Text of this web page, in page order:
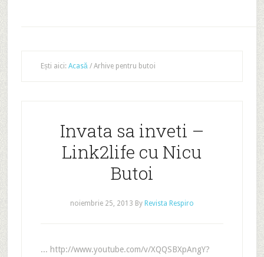
Ești aici: Acasă /Arhive pentru butoi
Invata sa inveti –
Link2life cu Nicu
Butoi
noiembrie 25, 2013 By Revista Respiro
... http://www.youtube.com/v/XQQSBXpAngY?